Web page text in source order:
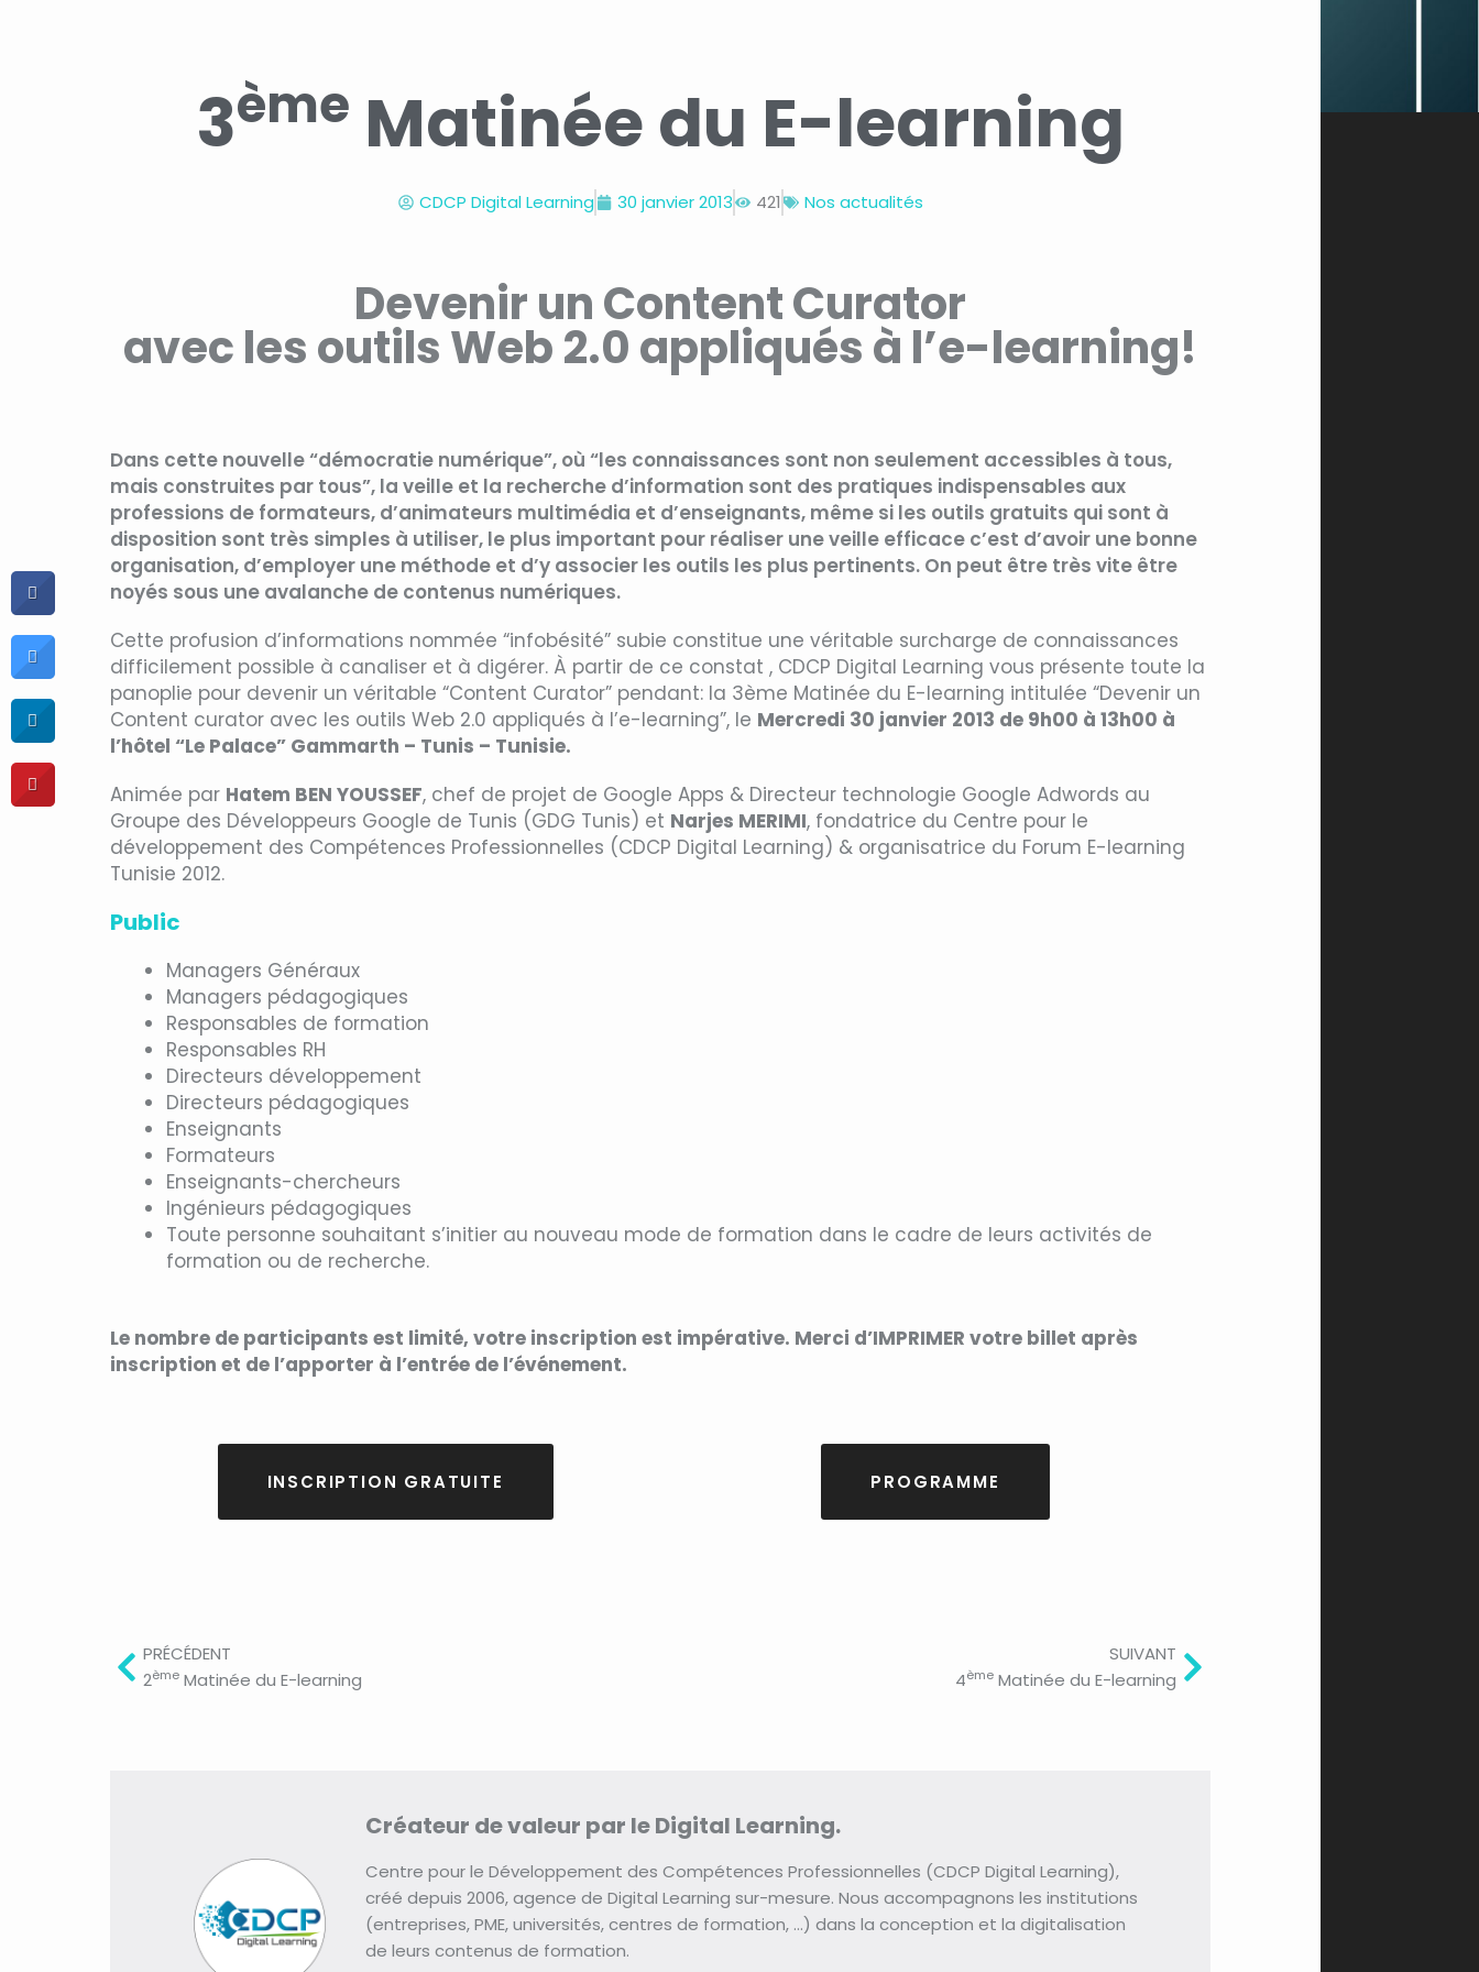
3ème Matinée du E-learning
CDCP Digital Learning 30 janvier 2013 421 Nos actualités
Devenir un Content Curator
avec les outils Web 2.0 appliqués à l’e-learning!
Dans cette nouvelle “démocratie numérique”, où “les connaissances sont non seulement accessibles à tous,
mais construites par tous”, la veille et la recherche d’information sont des pratiques indispensables aux
professions de formateurs, d’animateurs multimédia et d’enseignants, même si les outils gratuits qui sont à
disposition sont très simples à utiliser, le plus important pour réaliser une veille efficace c’est d’avoir une bonne
organisation, d’employer une méthode et d’y associer les outils les plus pertinents. On peut être très vite être
noyés sous une avalanche de contenus numériques.
Cette profusion d’informations nommée “infobésité” subie constitue une véritable surcharge de connaissances
difficilement possible à canaliser et à digérer. À partir de ce constat , CDCP Digital Learning vous présente toute la
panoplie pour devenir un véritable “Content Curator” pendant: la 3ème Matinée du E-learning intitulée “Devenir un
Content curator avec les outils Web 2.0 appliqués à l’e-learning”, le Mercredi 30 janvier 2013 de 9h00 à 13h00 à
l’hôtel “Le Palace” Gammarth – Tunis – Tunisie.
Animée par Hatem BEN YOUSSEF, chef de projet de Google Apps & Directeur technologie Google Adwords au
Groupe des Développeurs Google de Tunis (GDG Tunis) et Narjes MERIMI, fondatrice du Centre pour le
développement des Compétences Professionnelles (CDCP Digital Learning) & organisatrice du Forum E-learning
Tunisie 2012.
Public
Managers Généraux
Managers pédagogiques
Responsables de formation
Responsables RH
Directeurs développement
Directeurs pédagogiques
Enseignants
Formateurs
Enseignants-chercheurs
Ingénieurs pédagogiques
Toute personne souhaitant s’initier au nouveau mode de formation dans le cadre de leurs activités de
formation ou de recherche.
Le nombre de participants est limité, votre inscription est impérative. Merci d’IMPRIMER votre billet après
inscription et de l’apporter à l’entrée de l’événement.
INSCRIPTION GRATUITE PROGRAMME
Prev
PRÉCÉDENT
2ème Matinée du E-learning
SUIVANT
4ème Matinée du E-learning
Next
Créateur de valeur par le Digital Learning.
Centre pour le Développement des Compétences Professionnelles (CDCP Digital Learning),
créé depuis 2006, agence de Digital Learning sur-mesure. Nous accompagnons les institutions
(entreprises, PME, universités, centres de formation, …) dans la conception et la digitalisation
de leurs contenus de formation.